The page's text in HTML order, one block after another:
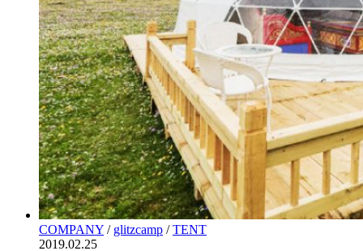
COMPANY / glitzcamp /TENT
2019.02.25